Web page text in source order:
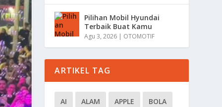
Pilihan Mobil Hyundai
Terbaik Buat Kamu
Agu 3, 2026 | OTOMOTIF
ARTIKEL TAG
AI ALAM APPLE BOLA